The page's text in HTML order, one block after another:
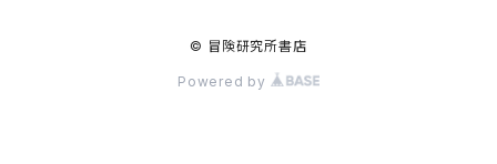
© 冒険研究所書店
Powered by